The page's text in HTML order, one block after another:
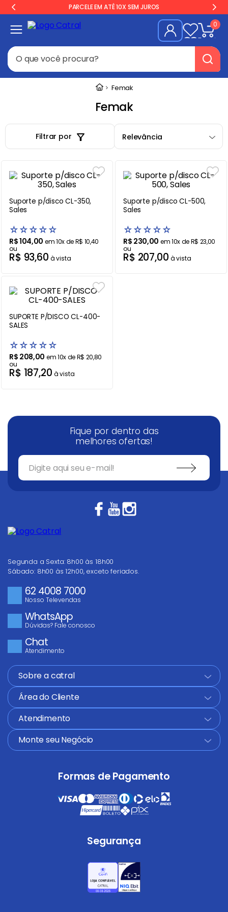
PARCELE EM ATÉ 10X SEM JUROS
0
O que você procura?
Femak
Femak
Filtrar por Relevância
Suporte p/disco CL-350,
Sales
☆☆☆☆☆
R$104,00 em10x deR$ 10,40
ou
R$ 93,60 à vista
Suporte p/disco CL-500,
Sales
☆☆☆☆☆
R$ 230,00 em10x deR$ 23,00
ou
R$ 207,00 à vista
SUPORTE P/DISCO CL-400-
SALES
☆☆☆☆☆
R$ 208,00 em10x deR$ 20,80
ou
R$ 187,20 à vista
Fique por dentro das
melhores ofertas!
Segunda a Sexta: 8h00 às 18h00
Sábado: 8h00 às 12h00, exceto feriados.
62 4008 7000
Nosso Televendas
WhatsApp
Dúvidas? Fale conosco
Chat
Atendimento
Sobre a catral
+
Área do Cliente
+
Atendimento
+
Monte seu Negócio
+
Formas de Pagamento
Segurança
Termos mais buscados
Balança
5º Fogão Industrial
Gelopar
7º Cervejeira
8º Fritadeira
9º Balanças
10º Fogão